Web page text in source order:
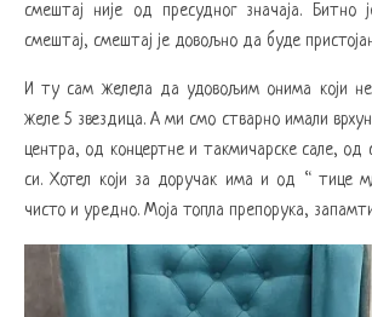
смештај није од пресудног значаја. Битно
смештај, смештај је довољно да буде
И ту сам желела да удовољим онима који
желе 5 звездица. А ми смо стварно имали
центра, од концертне и такмичарске сале, од
си. Хотел који за доручак има и од “ тице
чисто и уредно. Моја топла препорука,